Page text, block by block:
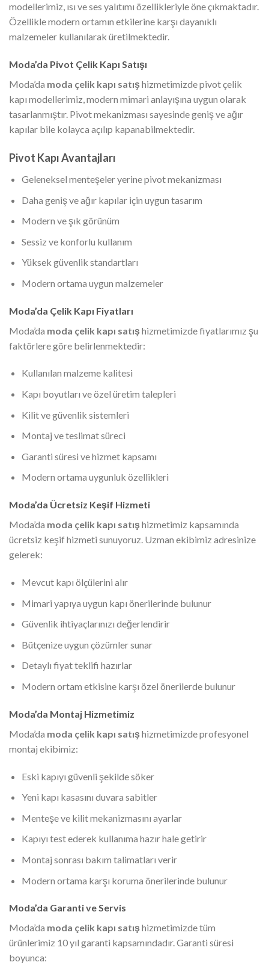
modellerimiz, ısı ve ses yalıtımı özellikleriyle öne çıkmaktadır.
Özellikle modern ortamın etkilerine karşı dayanıklı
malzemeler kullanılarak üretilmektedir.
Moda’da Pivot Çelik Kapı Satışı
Moda’da moda çelik kapı satışhizmetimizde pivot çelik
kapı modellerimiz, modern mimari anlayışına uygun olarak
tasarlanmıştır. Pivot mekanizması sayesinde geniş ve ağır
kapılar bile kolayca açılıp kapanabilmektedir.
Pivot Kapı Avantajları
Geleneksel menteşeler yerine pivot mekanizması
Daha geniş ve ağır kapılar için uygun tasarım
Modern ve şık görünüm
Sessiz ve konforlu kullanım
Yüksek güvenlik standartları
Modern ortama uygun malzemeler
Moda’da Çelik Kapı Fiyatları
Moda’da moda çelik kapı satışhizmetimizde fiyatlarımız şu
faktörlere göre belirlenmektedir:
Kullanılan malzeme kalitesi
Kapı boyutları ve özel üretim talepleri
Kilit ve güvenlik sistemleri
Montaj ve teslimat süreci
Garanti süresi ve hizmet kapsamı
Modern ortama uygunluk özellikleri
Moda’da Ücretsiz Keşif Hizmeti
Moda’da moda çelik kapı satışhizmetimiz kapsamında
ücretsiz keşif hizmeti sunuyoruz. Uzman ekibimiz adresinize
gelerek:
Mevcut kapı ölçülerini alır
Mimari yapıya uygun kapı önerilerinde bulunur
Güvenlik ihtiyaçlarınızı değerlendirir
Bütçenize uygun çözümler sunar
Detaylı fiyat teklifi hazırlar
Modern ortam etkisine karşı özel önerilerde bulunur
Moda’da Montaj Hizmetimiz
Moda’da moda çelik kapı satışhizmetimizde profesyonel
montaj ekibimiz:
Eski kapıyı güvenli şekilde söker
Yeni kapı kasasını duvara sabitler
Menteşe ve kilit mekanizmasını ayarlar
Kapıyı test ederek kullanıma hazır hale getirir
Montaj sonrası bakım talimatları verir
Modern ortama karşı koruma önerilerinde bulunur
Moda’da Garanti ve Servis
Moda’da moda çelik kapı satışhizmetimizde tüm
ürünlerimiz 10 yıl garanti kapsamındadır. Garanti süresi
boyunca: